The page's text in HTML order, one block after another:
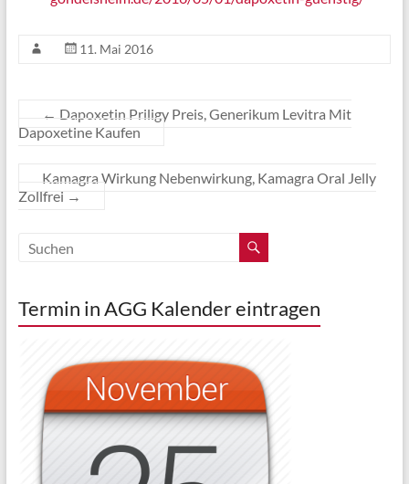
11. Mai 2016
← Dapoxetin Priligy Preis, Generikum Levitra Mit
Dapoxetine Kaufen
Kamagra Wirkung Nebenwirkung, Kamagra Oral Jelly
Zollfrei →
Termin in AGG Kalender eintragen